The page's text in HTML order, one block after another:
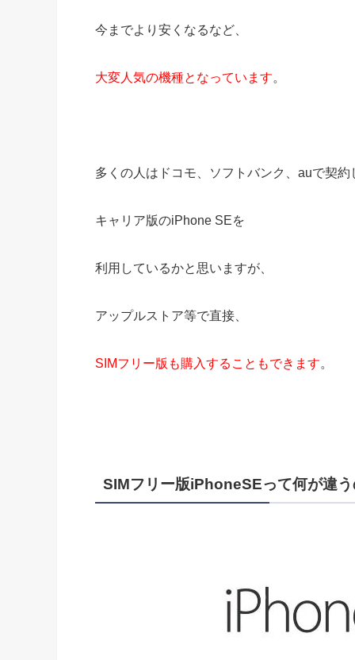
今までより安くなるなど、
大変人気の機種となっています。
多くの人はドコモ、ソフトバンク、auで契約
キャリア版のiPhone SEを
利用しているかと思いますが、
アップルストア等で直接、
SIMフリー版も購入することもできます。
SIMフリー版iPhoneSEって何が違